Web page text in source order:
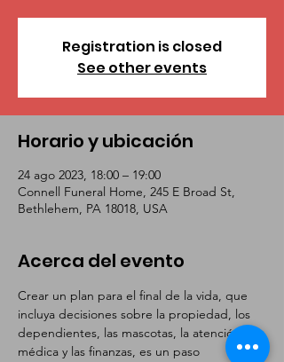
Registration is closed
See other events
Horario y ubicación
24 ago 2023, 18:00 – 19:00
Connell Funeral Home, 245 E Broad St,
Bethlehem, PA 18018, USA
Acerca del evento
Crear un plan para el final de la vida, que
incluya decisiones sobre la propiedad, los
dependientes, las mascotas, la atención
médica y las finanzas, es un paso